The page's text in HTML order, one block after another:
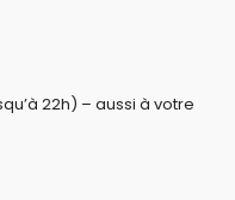
22h) – aussi à votre